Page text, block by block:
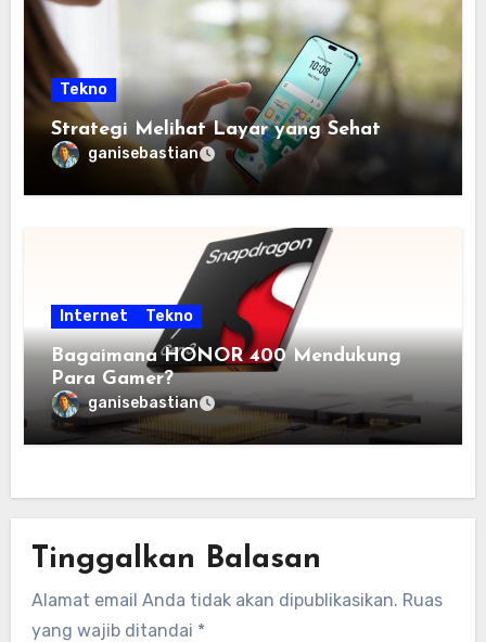
Tekno
Strategi Melihat Layar yang Sehat
ganisebastian
Internet Tekno
Bagaimana HONOR 400 Mendukung
Para Gamer?
ganisebastian
Tinggalkan Balasan
Alamat email Anda tidak akan dipublikasikan. Ruas
yang wajib ditandai *